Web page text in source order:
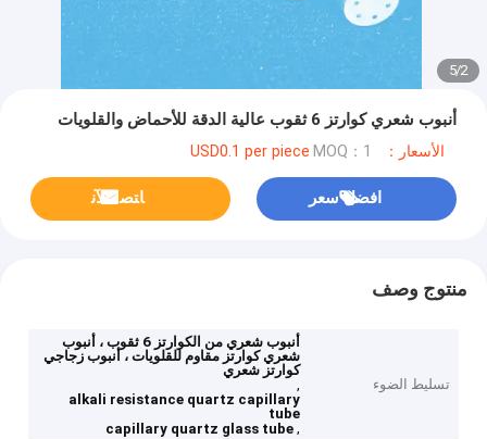
2
/
5
أنبوب شعري كوارتز 6 ثقوب عالية الدقة للأحماض والقلويات
الأسعار：USD0.1 per piece MOQ：1
افضل سعر ﺎﺘﺼﻟ ﺍﻶﻧ
منتوج وصف
تسليط الضوء
أنبوب شعري من الكوارتز 6 ثقوب ، أنبوب
شعري كوارتز مقاوم للقلويات ، أنبوب زجاجي
كوارتز شعري
,
alkali resistance quartz capillary
tube
,
capillary quartz glass tube